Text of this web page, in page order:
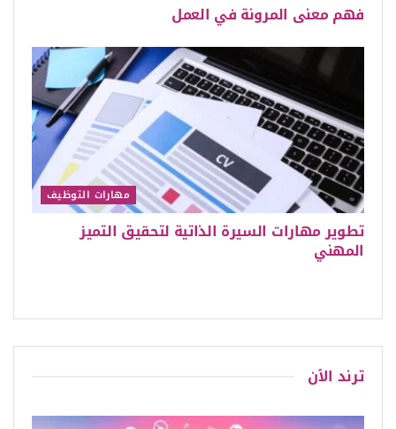
فهم معنى المرونة في العمل
مهارات التوظيف
تطوير مهارات السيرة الذاتية لتحقيق التميز
المهني
ترند الٱن